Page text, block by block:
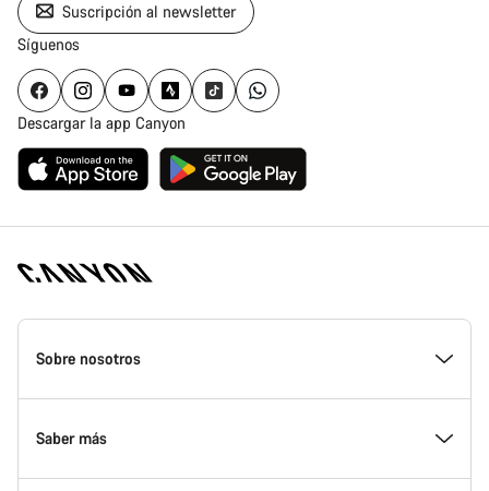
Suscripción al newsletter
Síguenos
Descargar la app Canyon
Canyon
Homepage
Sobre nosotros
Conoce Canyon
Saber más